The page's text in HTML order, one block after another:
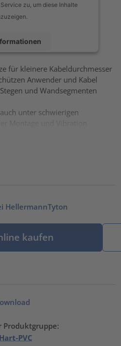
zu, um diese Inhalte
Consent Management Platform
für kleinere Kabeldurchmesser
Anwender und Kabel
und Wandsegmenten
unter schwierigen
HellermannTyton
kaufen
Produktgruppe:
PVC